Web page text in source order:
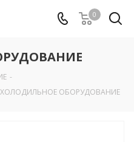
0
-
ХОЛОДИЛЬНОЕ ОБОРУДОВАНИЕ